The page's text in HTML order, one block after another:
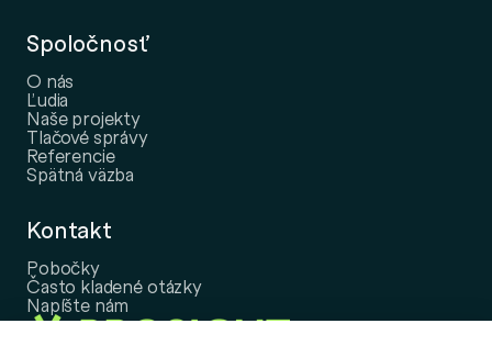
Spoločnosť
O nás
Ľudia
Naše projekty
Tlačové správy
Referencie
Spätná väzba
Kontakt
Pobočky
Často kladené otázky
Napíšte nám